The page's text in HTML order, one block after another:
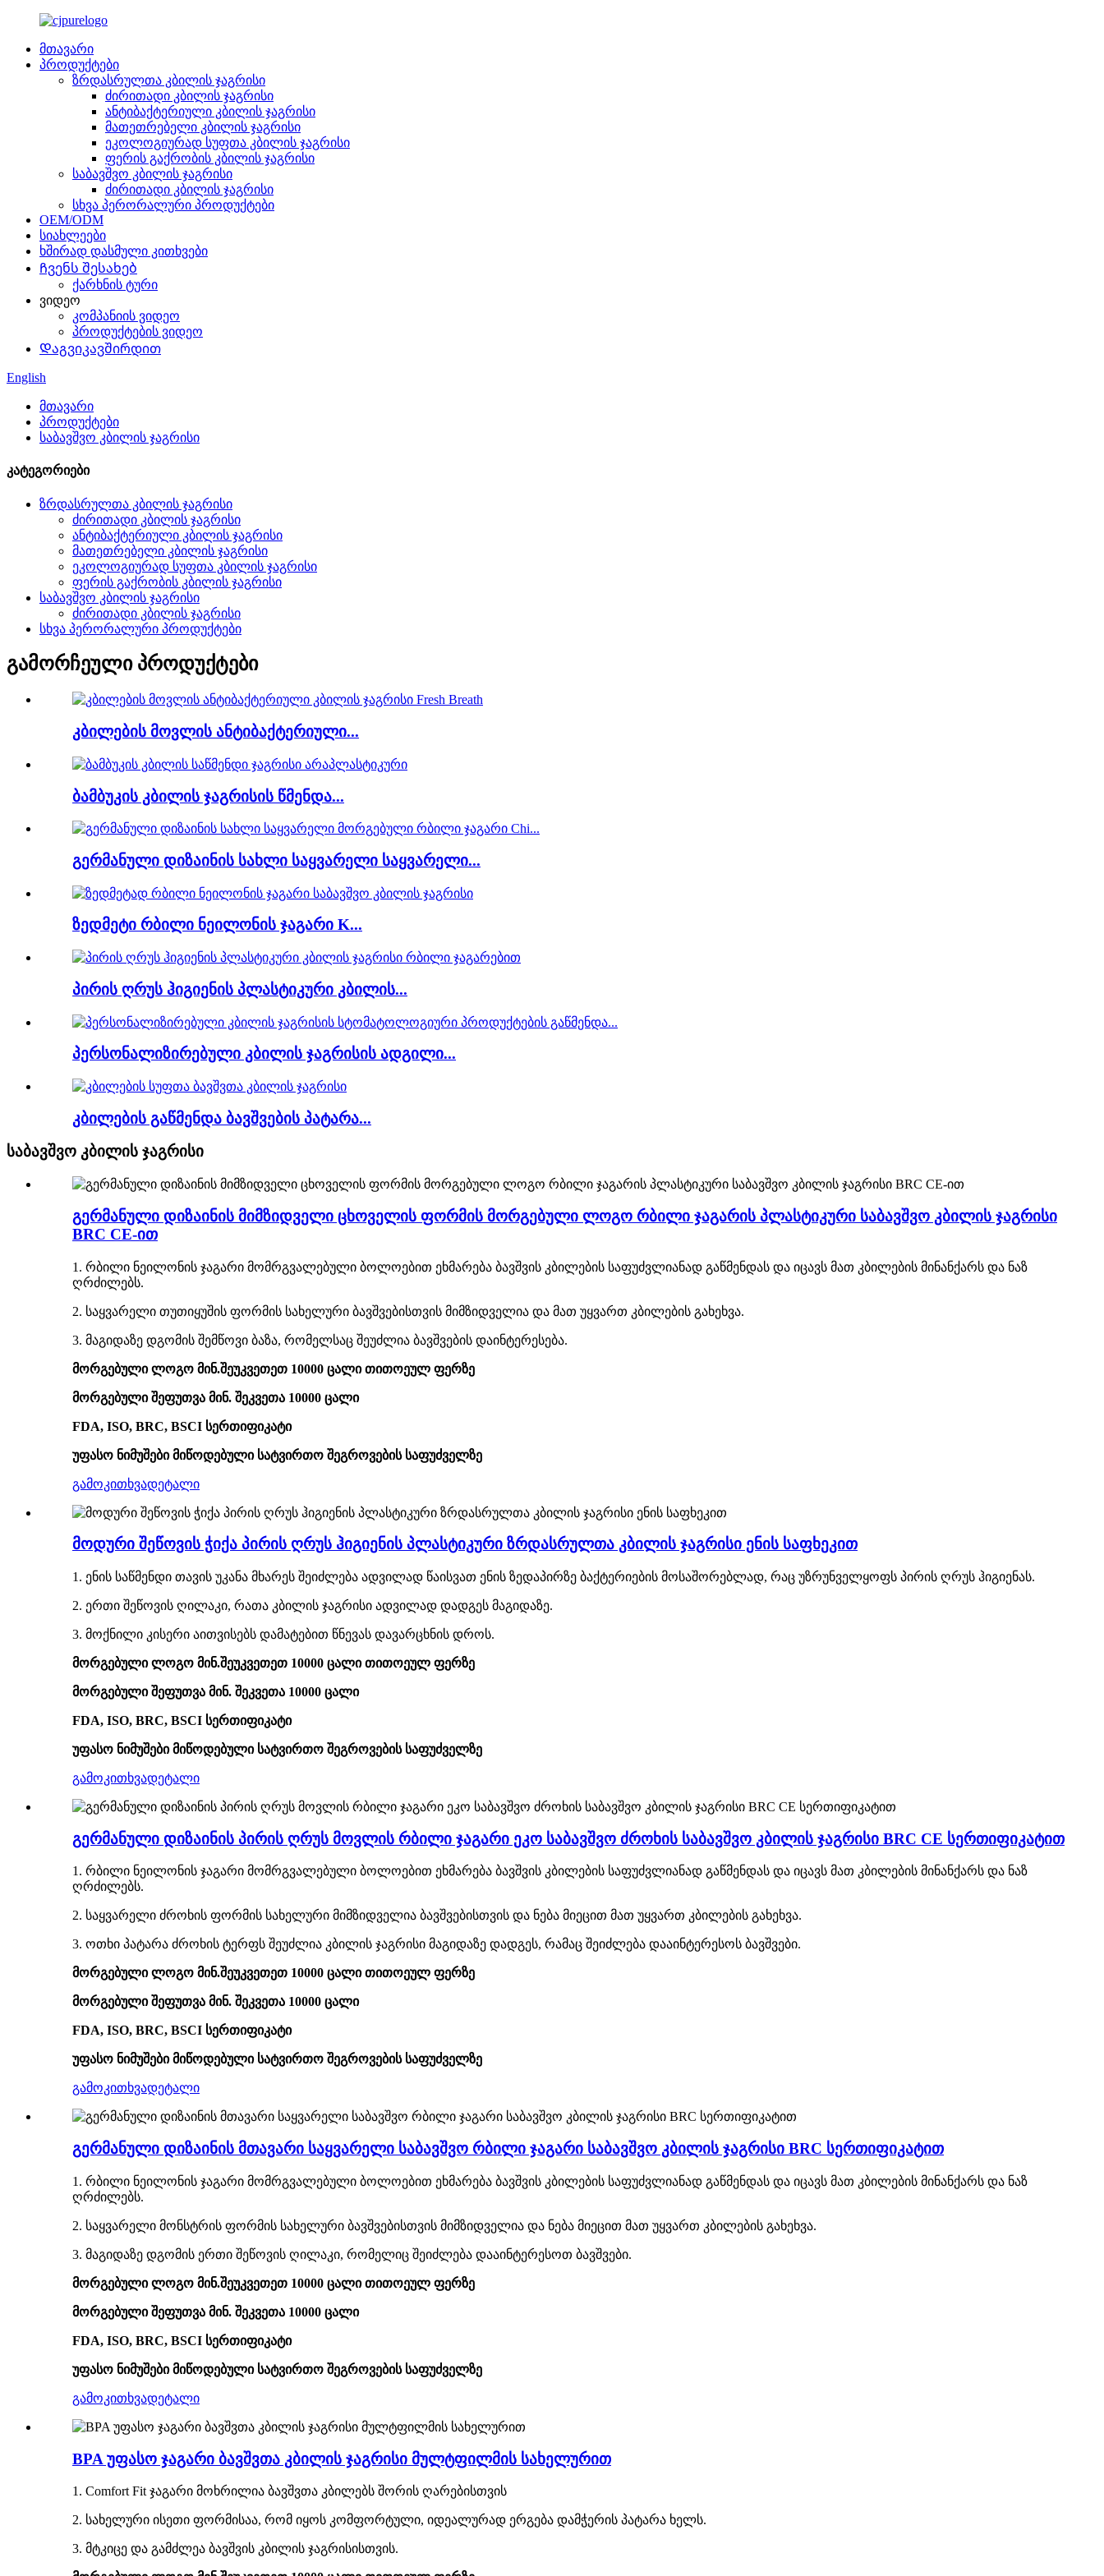
მთავარი
პროდუქტები
ზრდასრულთა კბილის ჯაგრისი
ძირითადი კბილის ჯაგრისი
ანტიბაქტერიული კბილის ჯაგრისი
მათეთრებელი კბილის ჯაგრისი
ეკოლოგიურად სუფთა კბილის ჯაგრისი
ფერის გაქრობის კბილის ჯაგრისი
საბავშვო კბილის ჯაგრისი
ძირითადი კბილის ჯაგრისი
სხვა პერორალური პროდუქტები
OEM/ODM
სიახლეები
ხშირად დასმული კითხვები
Ჩვენს შესახებ
ქარხნის ტური
ვიდეო
კომპანიის ვიდეო
პროდუქტების ვიდეო
Დაგვიკავშირდით
English
მთავარი
პროდუქტები
საბავშვო კბილის ჯაგრისი
კატეგორიები
ზრდასრულთა კბილის ჯაგრისი
ძირითადი კბილის ჯაგრისი
ანტიბაქტერიული კბილის ჯაგრისი
მათეთრებელი კბილის ჯაგრისი
ეკოლოგიურად სუფთა კბილის ჯაგრისი
ფერის გაქრობის კბილის ჯაგრისი
საბავშვო კბილის ჯაგრისი
ძირითადი კბილის ჯაგრისი
სხვა პერორალური პროდუქტები
გამორჩეული პროდუქტები
კბილების მოვლის ანტიბაქტერიული...
ბამბუკის კბილის ჯაგრისის წმენდა...
გერმანული დიზაინის სახლი საყვარელი საყვარელი...
ზედმეტი რბილი ნეილონის ჯაგარი K...
პირის ღრუს ჰიგიენის პლასტიკური კბილის...
პერსონალიზირებული კბილის ჯაგრისის ადგილი...
კბილების გაწმენდა ბავშვების პატარა...
საბავშვო კბილის ჯაგრისი
გერმანული დიზაინის მიმზიდველი ცხოველის ფორმის მორგებული ლოგო რბილი ჯაგარის პლასტიკური საბავშვო კბილის ჯაგრისი
BRC CE-ით
1. რბილი ნეილონის ჯაგარი მომრგვალებული ბოლოებით ეხმარება ბავშვის კბილების საფუძვლიანად გაწმენდას და იცავს მათ კბილების მინანქარს და ნაზ
ღრძილებს.
2. საყვარელი თუთიყუშის ფორმის სახელური ბავშვებისთვის მიმზიდველია და მათ უყვართ კბილების გახეხვა.
3. მაგიდაზე დგომის შემწოვი ბაზა, რომელსაც შეუძლია ბავშვების დაინტერესება.
მორგებული ლოგო მინ.შეუკვეთეთ 10000 ცალი თითოეულ ფერზე
მორგებული შეფუთვა მინ. შეკვეთა 10000 ცალი
FDA, ISO, BRC, BSCI სერთიფიკატი
უფასო ნიმუშები მიწოდებული სატვირთო შეგროვების საფუძველზე
გამოკითხვადეტალი
მოდური შეწოვის ჭიქა პირის ღრუს ჰიგიენის პლასტიკური ზრდასრულთა კბილის ჯაგრისი ენის საფხეკით
1. ენის საწმენდი თავის უკანა მხარეს შეიძლება ადვილად წაისვათ ენის ზედაპირზე ბაქტერიების მოსაშორებლად, რაც უზრუნველყოფს პირის ღრუს ჰიგიენას.
2. ერთი შეწოვის ღილაკი, რათა კბილის ჯაგრისი ადვილად დადგეს მაგიდაზე.
3. მოქნილი კისერი აითვისებს დამატებით წნევას დავარცხნის დროს.
მორგებული ლოგო მინ.შეუკვეთეთ 10000 ცალი თითოეულ ფერზე
მორგებული შეფუთვა მინ. შეკვეთა 10000 ცალი
FDA, ISO, BRC, BSCI სერთიფიკატი
უფასო ნიმუშები მიწოდებული სატვირთო შეგროვების საფუძველზე
გამოკითხვადეტალი
გერმანული დიზაინის პირის ღრუს მოვლის რბილი ჯაგარი ეკო საბავშვო ძროხის საბავშვო კბილის ჯაგრისი BRC CE სერთიფიკატით
1. რბილი ნეილონის ჯაგარი მომრგვალებული ბოლოებით ეხმარება ბავშვის კბილების საფუძვლიანად გაწმენდას და იცავს მათ კბილების მინანქარს და ნაზ
ღრძილებს.
2. საყვარელი ძროხის ფორმის სახელური მიმზიდველია ბავშვებისთვის და ნება მიეცით მათ უყვართ კბილების გახეხვა.
3. ოთხი პატარა ძროხის ტერფს შეუძლია კბილის ჯაგრისი მაგიდაზე დადგეს, რამაც შეიძლება დააინტერესოს ბავშვები.
მორგებული ლოგო მინ.შეუკვეთეთ 10000 ცალი თითოეულ ფერზე
მორგებული შეფუთვა მინ. შეკვეთა 10000 ცალი
FDA, ISO, BRC, BSCI სერთიფიკატი
უფასო ნიმუშები მიწოდებული სატვირთო შეგროვების საფუძველზე
გამოკითხვადეტალი
გერმანული დიზაინის მთავარი საყვარელი საბავშვო რბილი ჯაგარი საბავშვო კბილის ჯაგრისი BRC სერთიფიკატით
1. რბილი ნეილონის ჯაგარი მომრგვალებული ბოლოებით ეხმარება ბავშვის კბილების საფუძვლიანად გაწმენდას და იცავს მათ კბილების მინანქარს და ნაზ
ღრძილებს.
2. საყვარელი მონსტრის ფორმის სახელური ბავშვებისთვის მიმზიდველია და ნება მიეცით მათ უყვართ კბილების გახეხვა.
3. მაგიდაზე დგომის ერთი შეწოვის ღილაკი, რომელიც შეიძლება დააინტერესოთ ბავშვები.
მორგებული ლოგო მინ.შეუკვეთეთ 10000 ცალი თითოეულ ფერზე
მორგებული შეფუთვა მინ. შეკვეთა 10000 ცალი
FDA, ISO, BRC, BSCI სერთიფიკატი
უფასო ნიმუშები მიწოდებული სატვირთო შეგროვების საფუძველზე
გამოკითხვადეტალი
BPA უფასო ჯაგარი ბავშვთა კბილის ჯაგრისი მულტფილმის სახელურით
1. Comfort Fit ჯაგარი მოხრილია ბავშვთა კბილებს შორის ღარებისთვის
2. სახელური ისეთი ფორმისაა, რომ იყოს კომფორტული, იდეალურად ერგება დამჭერის პატარა ხელს.
3. მტკიცე და გამძლეა ბავშვის კბილის ჯაგრისისთვის.